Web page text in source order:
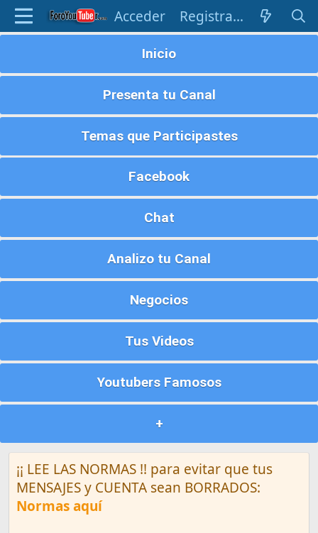
Acceder Registrarse
Inicio
Presenta tu Canal
Temas que Participastes
Facebook
Chat
Analizo tu Canal
Negocios
Tus Videos
Youtubers Famosos
+
¡¡ LEE LAS NORMAS !! para evitar que tus
MENSAJES y CUENTA sean BORRADOS:
Normas aquí